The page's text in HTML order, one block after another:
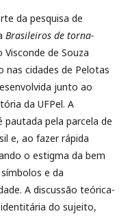
da pesquisa de
Brasileiros de torna-
de Souza
nas cidades de Pelotas
junto ao
da UFPel. A
pautada pela parcela de
e, ao fazer rápida
o estigma da bem
e da
A discussão teórica-
do sujeito,